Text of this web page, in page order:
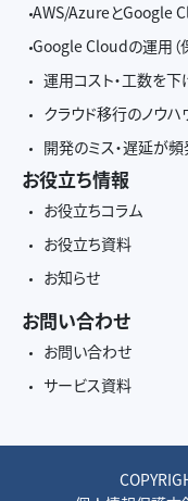
AWS/AzureとGoogle
Google Cloudの運用（
運用コスト・工数を下
クラウド移行のノウハ
開発のミス・遅延が頻
お役立ち情報
お役立ちコラム
お役立ち資料
お知らせ
お問い合わせ
お問い合わせ
サービス資料